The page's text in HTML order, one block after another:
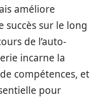
améliore
succès sur le long
de l’auto-
incarne la
compétences, et
pour